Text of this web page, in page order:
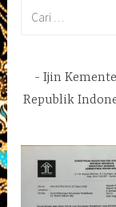
Ijin
Republik